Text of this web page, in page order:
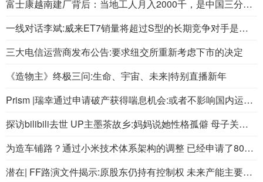
富士康越南建厂背后：当地工人月入2000千，是中国三分之一
一线对话李斌:威来ET7销量将超过S型的长期竞争对手是苹果
三大电信运营商发布公告:要求纽交所重新考虑下市的决定
《造物主》终极三问:生命、宇宙、未来|特别直播新年
Prism |瑞幸通过申请破产获得喘息机会:或者不影响国内运营 未来多种风险并存
探访bilibili去世 UP主墨茶故乡:妈妈说她性格孤僻 母子关系紧张
为造车铺路？通过小米技术体系架构的调整 已经申请了800多项汽车专利
潜在| FF路演文件揭示:原股东仍持有控制权 未来产能主要在中国